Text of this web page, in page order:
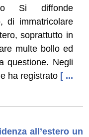
Si diffonde
di immatricolare
soprattutto in
multe bollo ed
questione. Negli
ha registrato [ ...
all’estero un